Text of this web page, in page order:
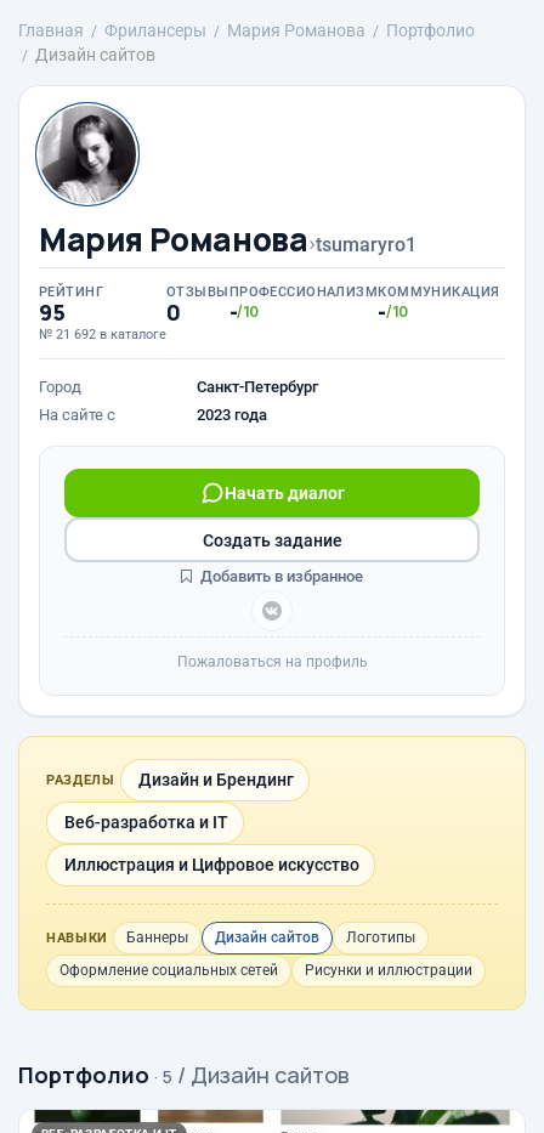
Главная Фрилансеры Мария Романова
Портфолио
Дизайн сайтов
Мария Романова›tsumaryro1
РЕЙТИНГ
95
№ 21 692 в каталоге
ОТЗЫВЫ
0
ПРОФЕССИОНАЛИЗМ
-/10
КОММУНИКАЦИЯ
-/10
Город
Санкт-Петербург
На сайте с
2023 года
Начать диалог
Создать задание
Добавить в избранное
Пожаловаться на профиль
РАЗДЕЛЫ Дизайн и Брендинг
Веб-разработка и IT
Иллюстрация и Цифровое искусство
НАВЫКИ Баннеры Дизайн сайтов
Логотипы
Оформление социальных сетей
Рисунки и иллюстрации
Портфолио · 5 / Дизайн сайтов